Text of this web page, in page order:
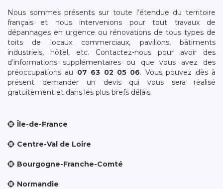
Nous sommes présents sur toute l’étendue du territoire
français et nous intervenions pour tout travaux de
dépannages en urgence ou rénovations de tous types de
toits de locaux commerciaux, pavillons, bâtiments
industriels, hôtel, etc. Contactez-nous pour avoir des
d’informations supplémentaires ou que vous avez des
préoccupations au 07 63 02 05 06. Vous pouvez dès à
présent demander un devis qui vous sera réalisé
gratuitement et dans les plus brefs délais.
Île-de-France
Centre-Val de Loire
Bourgogne-Franche-Comté
Normandie